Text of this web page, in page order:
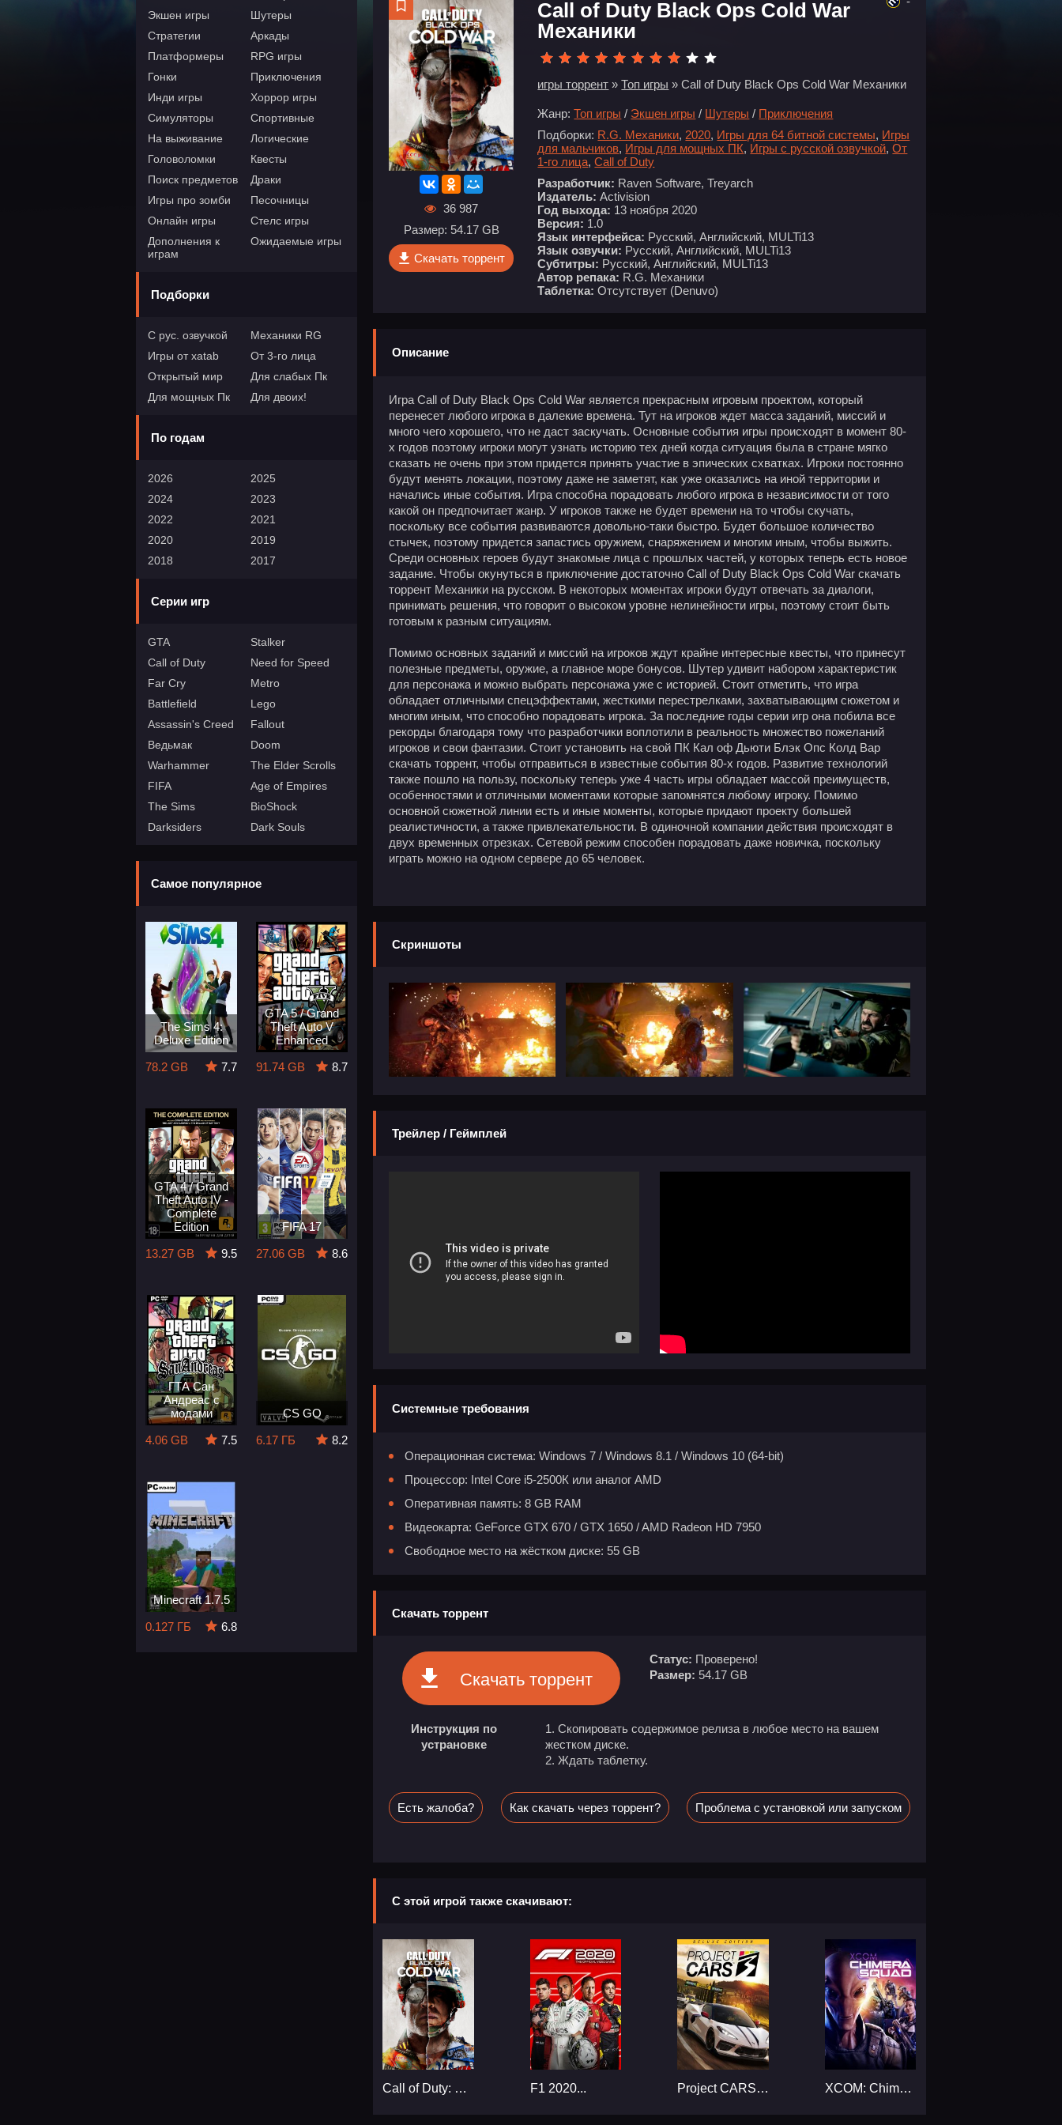
Экшен игры
Шутеры
Стратегии
Аркады
Платформеры
RPG игры
Гонки
Приключения
Инди игры
Хоррор игры
Симуляторы
Спортивные
На выживание
Логические
Головоломки
Квесты
Поиск предметов
Драки
Игры про зомби
Песочницы
Онлайн игры
Стелс игры
Дополнения к
играм
Ожидаемые игры
Подборки
С рус. озвучкой
Механики RG
Игры от xatab
От 3-го лица
Открытый мир
Для слабых Пк
Для мощных Пк
Для двоих!
По годам
2026
2025
2024
2023
2022
2021
2020
2019
2018
2017
Серии игр
GTA
Stalker
Call of Duty
Need for Speed
Far Cry
Metro
Battlefield
Lego
Assassin's Creed
Fallout
Ведьмак
Doom
Warhammer
The Elder Scrolls
FIFA
Age of Empires
The Sims
BioShock
Darksiders
Dark Souls
Самое популярное
The Sims 4:
Deluxe Edition
78.2 GB
7.7
GTA 5 / Grand
Theft Auto V
Enhanced
91.74 GB
8.7
GTA 4 / Grand
Theft Auto IV -
Complete
Edition
13.27 GB
9.5
FIFA 17
27.06 GB
8.6
ГТА Сан
Андреас с
модами
4.06 GB
7.5
CS GO
6.17 ГБ
8.2
Minecraft 1.7.5
0.127 ГБ
6.8
36 987
Размер: 54.17 GB
Скачать торрент
Call of Duty Black Ops Cold War
Механики
игры торрент »Топ игры » Call of Duty Black Ops Cold War Механики
Жанр: Топ игры / Экшен игры / Шутеры / Приключения
Подборки: R.G. Механики, 2020, Игры для 64 битной системы, Игры
для мальчиков, Игры для мощных ПК, Игры с русской озвучкой,От
1-го лица,Call of Duty
Разработчик: Raven Software, Treyarch
Издатель: Activision
Год выхода: 13 ноября 2020
Версия: 1.0
Язык интерфейса: Русский, Английский, MULTi13
Язык озвучки: Русский, Английский, MULTi13
Субтитры: Русский, Английский, MULTi13
Автор репака: R.G. Механики
Таблетка: Отсутствует (Denuvo)
Описание
Игра Call of Duty Black Ops Cold War является прекрасным игровым проектом, который
перенесет любого игрока в далекие времена. Тут на игроков ждет масса заданий, миссий и
много чего хорошего, что не даст заскучать. Основные события игры происходят в момент 80-
х годов поэтому игроки могут узнать историю тех дней когда ситуация была в стране мягко
сказать не очень при этом придется принять участие в эпических схватках. Игроки постоянно
будут менять локации, поэтому даже не заметят, как уже оказались на иной территории и
начались иные события. Игра способна порадовать любого игрока в независимости от того
какой он предпочитает жанр. У игроков также не будет времени на то чтобы скучать,
поскольку все события развиваются довольно-таки быстро. Будет большое количество
стычек, поэтому придется запастись оружием, снаряжением и многим иным, чтобы выжить.
Среди основных героев будут знакомые лица с прошлых частей, у которых теперь есть новое
задание. Чтобы окунуться в приключение достаточно Call of Duty Black Ops Cold War скачать
торрент Механики на русском. В некоторых моментах игроки будут отвечать за диалоги,
принимать решения, что говорит о высоком уровне нелинейности игры, поэтому стоит быть
готовым к разным ситуациям.
Помимо основных заданий и миссий на игроков ждут крайне интересные квесты, что принесут
полезные предметы, оружие, а главное море бонусов. Шутер удивит набором характеристик
для персонажа и можно выбрать персонажа уже с историей. Стоит отметить, что игра
обладает отличными спецэффектами, жесткими перестрелками, захватывающим сюжетом и
многим иным, что способно порадовать игрока. За последние годы серии игр она побила все
рекорды благодаря тому что разработчики воплотили в реальность множество пожеланий
игроков и свои фантазии. Стоит установить на свой ПК Кал оф Дьюти Блэк Опс Колд Вар
скачать торрент, чтобы отправиться в известные события 80-х годов. Развитие технологий
также пошло на пользу, поскольку теперь уже 4 часть игры обладает массой преимуществ,
особенностями и отличными моментами которые запомнятся любому игроку. Помимо
основной сюжетной линии есть и иные моменты, которые придают проекту большей
реалистичности, а также привлекательности. В одиночной компании действия происходят в
двух временных отрезках. Сетевой режим способен порадовать даже новичка, поскольку
играть можно на одном сервере до 65 человек.
Скриншоты
Трейлер / Геймплей
Системные требования
Операционная система: Windows 7 / Windows 8.1 / Windows 10 (64-bit)
Процессор: Intel Core i5-2500К или аналог AMD
Оперативная память: 8 GB RAM
Видеокарта: GeForce GTX 670 / GTX 1650 / AMD Radeon HD 7950
Свободное место на жёстком диске: 55 GB
Скачать торрент
Скачать торрент
Статус: Проверено!
Размер: 54.17 GB
Инструкция по
устрановке
Скопировать содержимое релиза в любое место на вашем
жестком диске.
Ждать таблетку.
Есть жалоба? Как скачать через торрент? Проблема с установкой или запуском
С этой игрой также скачивают:
Call of Duty: Black Ops Cold War... F1 2020... Project CARS 3 - Deluxe Edition... XCOM: Chimera Squad...